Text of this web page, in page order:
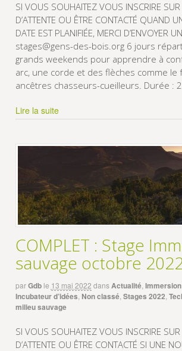
SI VOUS SOUHAITEZ VOUS INSCRIRE SUR
D’ATTENTE OU ÊTRE CONTACTÉ QUAND
DATE EST PLANIFIÉE, MERCI D’ENVOYER
stages@gens-des-bois.org 6 jours
grands weekends pour apprendre à
arc, une corde et des flèches comme le
ancêtres chasseurs-cueilleurs. Durée :
Lire la suite
COMPLET : Stage
sauvage octobre
parGdb le 13 mai 2022 dansActualité,
Incubateur d’idées Non classé, Stages 2022
milieu sauvage
SI VOUS SOUHAITEZ VOUS INSCRIRE SUR
D’ATTENTE OU ÊTRE CONTACTÉ SI UNE